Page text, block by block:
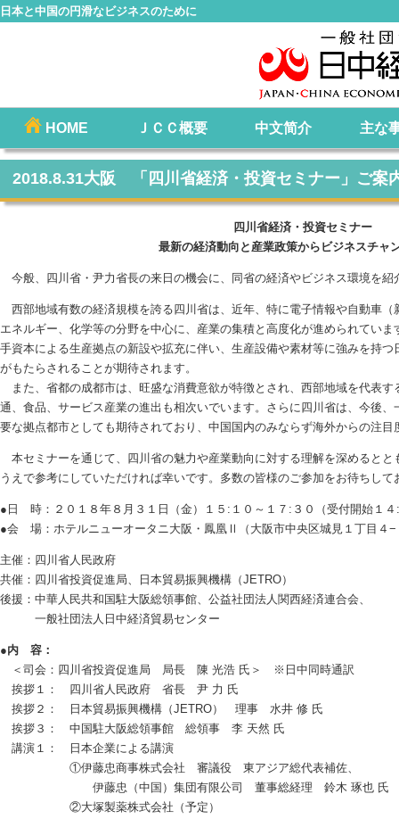
日本と中国の円滑なビジネスのために
メインメニュー
動
HOME ＪＣＣ概要 中文简介 主な
2018.8.31大阪 「四川省経済・投資セミナー」ご案
四川省経済・投資セミナー
最新の経済動向と産業政策からビジネスチャ
今般、四川省・尹力省長の来日の機会に、同省の経済やビジネス環境を紹
西部地域有数の経済規模を誇る四川省は、近年、特に電子情報や自動車（
エネルギー、化学等の分野を中心に、産業の集積と高度化が進められてい
手資本による生産拠点の新設や拡充に伴い、生産設備や素材等に強みを持
がもたらされることが期待されます。
また、省都の成都市は、旺盛な消費意欲が特徴とされ、西部地域を代表す
通、食品、サービス産業の進出も相次いでいます。さらに四川省は、今後
要な拠点都市としても期待されており、中国国内のみならず海外からの注目
本セミナーを通じて、四川省の魅力や産業動向に対する理解を深めるとと
うえで参考にしていただければ幸いです。多数の皆様のご参加をお待ちして
●日 時：２０１８年８月３１日（金）１５:１０～１７:３０（受付開始１４
●会 場：ホテルニューオータニ大阪・鳳凰Ⅱ（大阪市中央区城見１丁目４−
主催：四川省人民政府
共催：四川省投資促進局、日本貿易振興機構（JETRO）
後援：中華人民共和国駐大阪総領事館、公益社団法人関西経済連合会、
一般社団法人日中経済貿易センター
●内 容：
＜司会：四川省投資促進局 局長 陳 光浩 氏＞ ※日中同時通訳
挨拶１： 四川省人民政府 省長 尹 力 氏
挨拶２： 日本貿易振興機構（JETRO） 理事 水井 修 氏
挨拶３： 中国駐大阪総領事館 総領事 李 天然 氏
講演１： 日本企業による講演
①伊藤忠商事株式会社 審議役 東アジア総代表補佐、
伊藤忠（中国）集団有限公司 董事総経理 鈴木 琢也 氏
②大塚製薬株式会社（予定）